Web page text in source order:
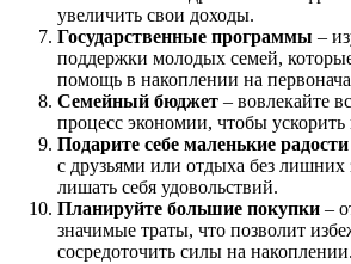
увеличить свои доходы.
Государственные программы –
поддержки молодых семей,
помощь в накоплении на
Семейный бюджет – вовлекайте
процесс экономии, чтобы ускорить
Подарите себе маленькие радости
с друзьями или отдыха без лишних
лишать себя удовольствий.
Планируйте большие покупки –
значимые траты, что позволит
сосредоточить силы на накоплении.